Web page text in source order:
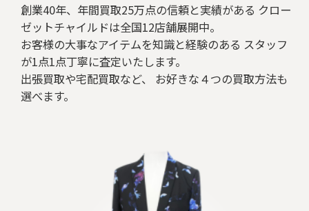
創業40年、年間買取25万点の信頼と実績がある クロー
ゼットチャイルドは全国12店舗展開中。
お客様の大事なアイテムを知識と経験のある スタッフ
が1点1点丁寧に査定いたします。
出張買取や宅配買取など、 お好きな４つの買取方法も
選べます。